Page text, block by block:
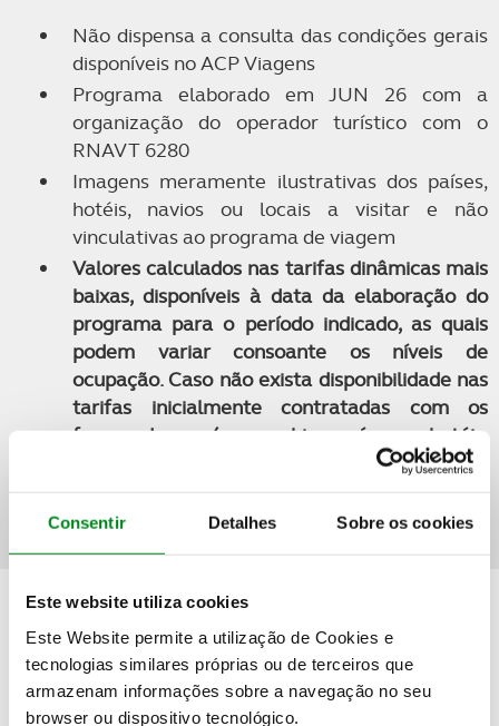
Consentir Detalhes Sobre os cookies
Este website utiliza cookies
Este Website permite a utilização de Cookies e
tecnologias similares próprias ou de terceiros que
armazenam informações sobre a navegação no seu
browser ou dispositivo tecnológico.
Não dispensa a consulta das condições gerais
disponíveis no ACP Viagens
Programa elaborado em JUN 26 com a
organização do operador turístico com o
RNAVT 6280
Imagens meramente ilustrativas dos países,
hotéis, navios ou locais a visitar e não
vinculativas ao programa de viagem
Valores calculados nas tarifas dinâmicas mais
baixas, disponíveis à data da elaboração do
programa para o período indicado, as quais
podem variar consoante os níveis de
ocupação. Caso não exista disponibilidade nas
tarifas inicialmente contratadas com os
fornecedores (companhias aéreas, hotéis,
navios, etc.), será apresentado o melhor preço
disponível no momento da consulta e/ou
reserva
Quer saber mais detalhes sobre esta viagem?
PEDIDO DE INFORMAÇÕES